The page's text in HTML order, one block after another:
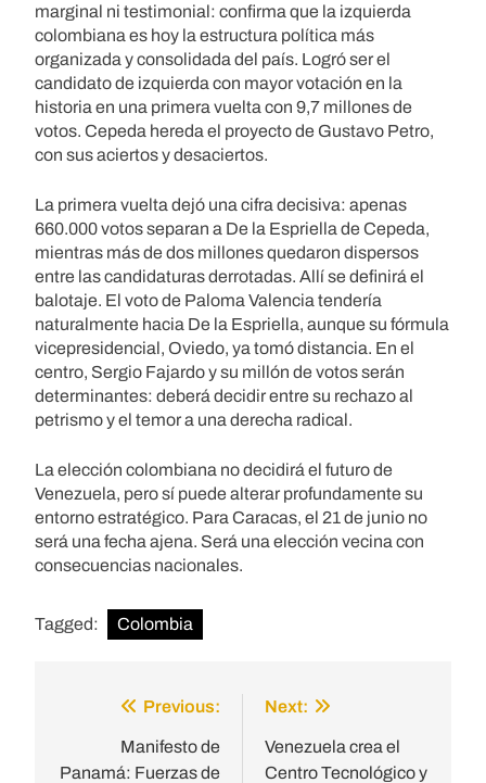
marginal ni testimonial: confirma que la izquierda
colombiana es hoy la estructura política más
organizada y consolidada del país. Logró ser el
candidato de izquierda con mayor votación en la
historia en una primera vuelta con 9,7 millones de
votos. Cepeda hereda el proyecto de Gustavo Petro,
con sus aciertos y desaciertos.
La primera vuelta dejó una cifra decisiva: apenas
660.000 votos separan a De la Espriella de Cepeda,
mientras más de dos millones quedaron dispersos
entre las candidaturas derrotadas. Allí se definirá el
balotaje. El voto de Paloma Valencia tendería
naturalmente hacia De la Espriella, aunque su fórmula
vicepresidencial, Oviedo, ya tomó distancia. En el
centro, Sergio Fajardo y su millón de votos serán
determinantes: deberá decidir entre su rechazo al
petrismo y el temor a una derecha radical.
La elección colombiana no decidirá el futuro de
Venezuela, pero sí puede alterar profundamente su
entorno estratégico. Para Caracas, el 21 de junio no
será una fecha ajena. Será una elección vecina con
consecuencias nacionales.
Tagged: Colombia
navigation
Previous:
Manifesto de
Panamá: Fuerzas de
Next:
Venezuela crea el
Centro Tecnológico y